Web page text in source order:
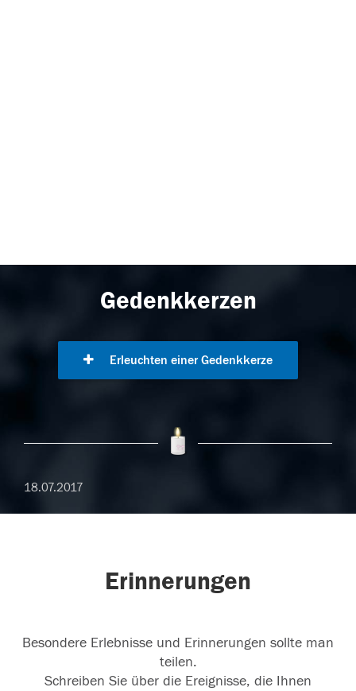
Gedenkkerzen
Erleuchten einer Gedenkkerze
18.07.2017
Erinnerungen
Besondere Erlebnisse und Erinnerungen sollte man
teilen.
Schreiben Sie über die Ereignisse, die Ihnen